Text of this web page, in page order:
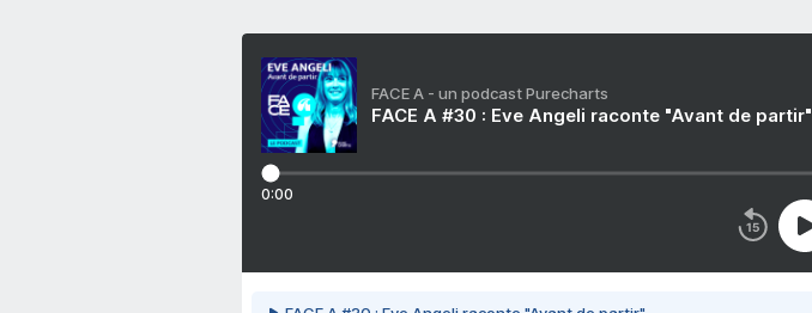
FACE A - un podcast Purecharts
FACE A #30 : Eve Angeli raconte "Avant de partir"
0:00